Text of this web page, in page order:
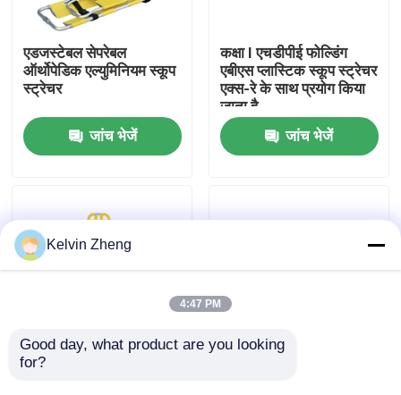
हमारे बारे में
कारखाने का दौरा
गुणवत्ता नियंत्रण
हमसे संपर्क करें
समाचार
एडजस्टेबल सेपरेबल
ऑर्थोपेडिक एल्युमिनियम स्कूप
स्ट्रेचर
जांच भेजें
कक्षा I एचडीपीई फोल्डिंग
एबीएस प्लास्टिक स्कूप स्ट्रेचर
एक्स-रे के साथ प्रयोग किया
जाता है
जांच भेजें
टिकाऊ एम्बुलेंस प्लास्टिक
Kelvin Zheng
4:47 PM
Good day, what product are you looking
for?